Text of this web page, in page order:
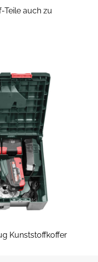
Teile auch zu
Kunststoffkoffer